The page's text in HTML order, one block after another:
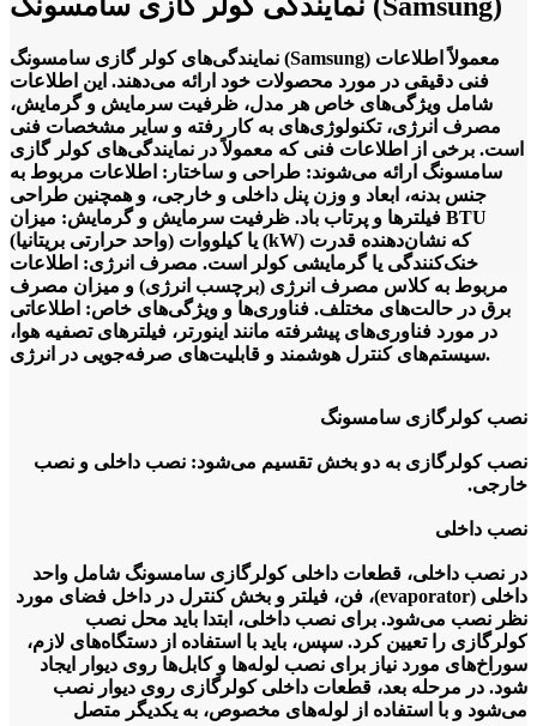
نمایندگی‌های کولر گازی سامسونگ (Samsung) معمولاً اطلاعات
فنی دقیقی در مورد محصولات خود ارائه می‌دهند. این اطلاعات
شامل ویژگی‌های خاص هر مدل، ظرفیت سرمایش و گرمایش،
مصرف انرژی، تکنولوژی‌های به کار رفته و سایر مشخصات فنی
است. برخی از اطلاعات فنی که معمولاً در نمایندگی‌های کولر گازی
سامسونگ ارائه می‌شوند: طراحی و ساختار: اطلاعات مربوط به
جنس بدنه، ابعاد و وزن پنل داخلی و خارجی، و همچنین طراحی
فیلترها و پرتاب باد. ظرفیت سرمایش و گرمایش: میزان BTU
(واحد حرارتی بریتانیا) یا کیلووات (kW) که نشان‌دهنده قدرت
خنک‌کنندگی یا گرمایشی کولر است. مصرف انرژی: اطلاعات
مربوط به کلاس مصرف انرژی (برچسب انرژی) و میزان مصرف
برق در حالت‌های مختلف. فناوری‌ها و ویژگی‌های خاص: اطلاعاتی
در مورد فناوری‌های پیشرفته مانند اینورتر، فیلترهای تصفیه هوا،
سیستم‌های کنترل هوشمند و قابلیت‌های صرفه‌جویی در انرژی.
نصب کولرگازی سامسونگ
نصب کولرگازی به دو بخش تقسیم می‌شود: نصب داخلی و نصب
خارجی.
نصب داخلی
در نصب داخلی، قطعات داخلی کولرگازی سامسونگ شامل واحد
داخلی (evaporator)، فن، فیلتر و بخش کنترل در داخل فضای مورد
نظر نصب می‌شود. برای نصب داخلی، ابتدا باید محل نصب
کولرگازی را تعیین کرد. سپس، باید با استفاده از دستگاه‌های لازم،
سوراخ‌های مورد نیاز برای نصب لوله‌ها و کابل‌ها روی دیوار ایجاد
شود. در مرحله بعد، قطعات داخلی کولرگازی روی دیوار نصب
می‌شود و با استفاده از لوله‌های مخصوص، به یکدیگر متصل